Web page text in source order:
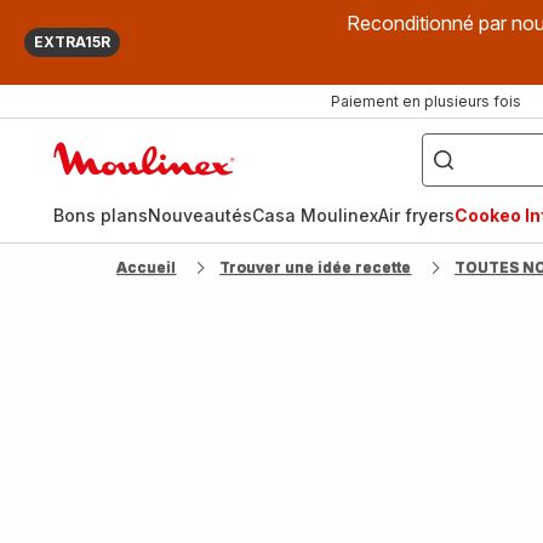
EXTRA15R
Reconditionné par
Paiement en plusieurs fois
["Que
recherchez-
vous
?",
fryer",
"Companion"]
Bons plansNouveautésCasa MoulinexAir fryersCookeo
Accueil Trouver une idée recette TOUTES